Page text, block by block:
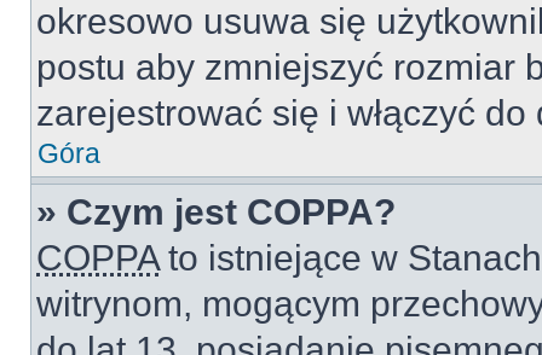
okresowo usuwa się
postu aby zmniejszyć rozmiar
zarejestrować się i włączyć
Góra
» Czym jest COPPA?
COPPAto istniejące w
witrynom, mogącym